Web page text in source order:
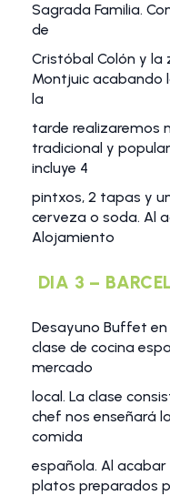
Sagrada Familia.
de
Cristóbal Colón y la
Montjuic acabando
la
tarde realizaremos
tradicional y popular
incluye 4
pintxos, 2 tapas y
cerveza o soda. Al
Alojamiento
DIA 3 –
Desayuno Buffet en
clase de cocina
mercado
local. La clase
chef nos enseñará
comida
española. Al
platos preparados